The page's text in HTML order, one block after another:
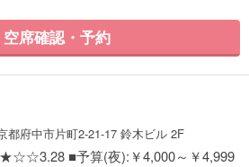
席確認・予約
都府中市片町2-21-17 鈴木ビル 2F
■予算(夜):￥4,000～￥4,999